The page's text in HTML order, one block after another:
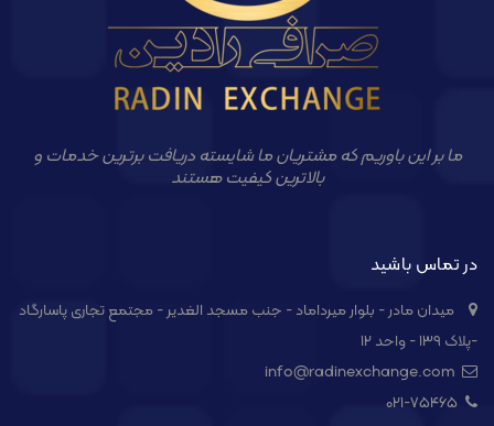
ما بر این باوریم که مشتریان ما شایسته دریافت برترین خدمات و
بالاترین کیفیت هستند
در تماس باشید
میدان مادر - بلوار میرداماد - جنب مسجد الغدیر - مجتمع تجاری پاسارگاد
-پلاک ۱۳۹ - واحد ۱۲
021-۷۵۴۶۵